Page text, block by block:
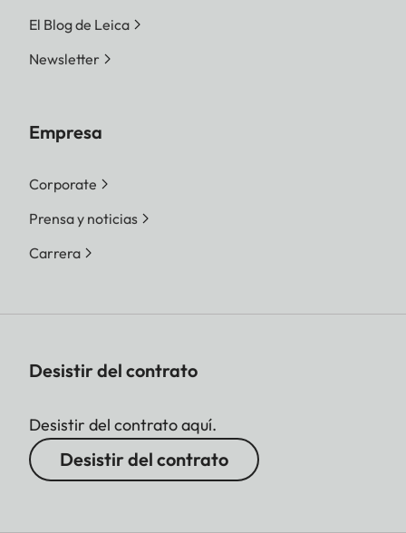
El Blog de Leica
Newsletter
Empresa
Corporate
Prensa y noticias
Carrera
Desistir del contrato
Desistir del contrato aquí.
Desistir del contrato